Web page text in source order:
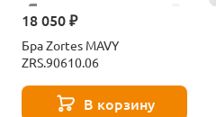
18 050 ₽
Бра Zortes MAVY
ZRS.90610.06
В корзину